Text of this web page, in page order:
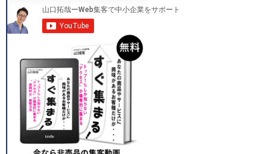
解説
るなら必
読！認定パ
ートナーが
機能と運用
を徹底解説